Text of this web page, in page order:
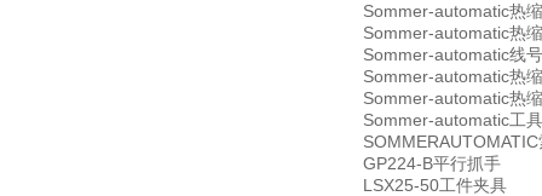
Sommer-automatic热
Sommer-automatic热
Sommer-automatic线
Sommer-automatic热
Sommer-automatic热
Sommer-automatic工
GP224-B平行抓手
LSX25-50工件夹具